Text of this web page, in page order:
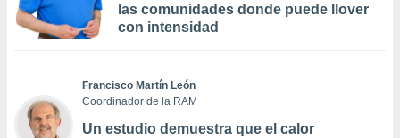
las comunidades donde puede llover
con intensidad
Francisco Martín León
Coordinador de la RAM
Un estudio demuestra que el calor